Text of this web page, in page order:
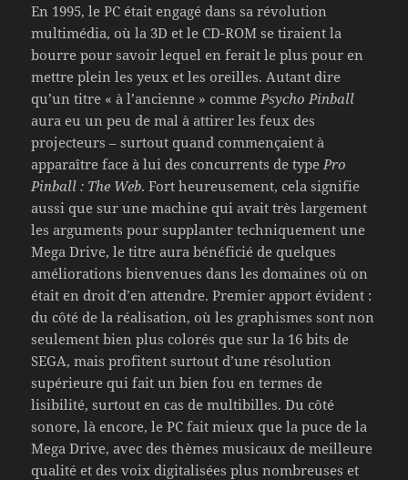
En 1995, le PC était engagé dans sa révolution
multimédia, où la 3D et le CD-ROM se tiraient la
bourre pour savoir lequel en ferait le plus pour en
mettre plein les yeux et les oreilles. Autant dire
qu’un titre « à l’ancienne » comme Psycho Pinball
aura eu un peu de mal à attirer les feux des
projecteurs – surtout quand commençaient à
apparaître face à lui des concurrents de type Pro
Pinball : The Web. Fort heureusement, cela signifie
aussi que sur une machine qui avait très largement
les arguments pour supplanter techniquement une
Mega Drive, le titre aura bénéficié de quelques
améliorations bienvenues dans les domaines où on
était en droit d’en attendre. Premier apport évident :
du côté de la réalisation, où les graphismes sont non
seulement bien plus colorés que sur la 16 bits de
SEGA, mais profitent surtout d’une résolution
supérieure qui fait un bien fou en termes de
lisibilité, surtout en cas de multibilles. Du côté
sonore, là encore, le PC fait mieux que la puce de la
Mega Drive, avec des thèmes musicaux de meilleure
qualité et des voix digitalisées plus nombreuses et